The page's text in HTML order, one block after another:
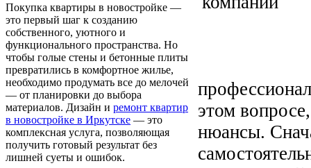
Покупка квартиры в новостройке —
это первый шаг к созданию
собственного, уютного и
функционального пространства. Но
чтобы голые стены и бетонные плиты
превратились в комфортное жилье,
необходимо продумать все до мелочей
— от планировки до выбора
материалов. Дизайн и ремонт квартир
в новостройке в Иркутске — это
комплексная услуга, позволяющая
получить готовый результат без
лишней суеты и ошибок.
этом
нюансы.